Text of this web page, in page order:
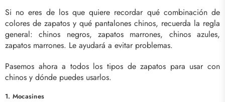
Si no eres de los que quiere recordar qué combinación de
colores de zapatos y qué pantalones chinos, recuerda la regla
general: chinos negros, zapatos marrones, chinos azules,
zapatos marrones. Le ayudará a evitar problemas.
Pasemos ahora a todos los tipos de zapatos para usar con
chinos y dónde puedes usarlos.
1. Mocasines